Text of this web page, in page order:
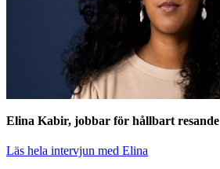
Elina Kabir, jobbar för hållbart resande
Läs hela intervjun med Elina